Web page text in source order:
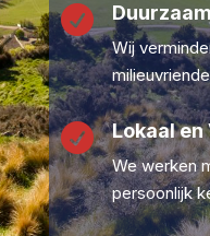

Wij
 Lokaal
We werken
persoonlijk